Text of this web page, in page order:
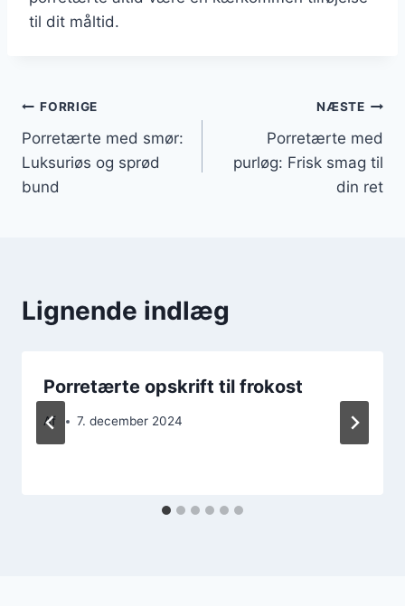
til dit måltid.
Indlægsnavigation
FORRIGE
Porretærte med smør:
Luksuriøs og sprød
bund
NÆSTE
Porretærte med
purløg: Frisk smag til
din ret
Lignende indlæg
Porretærte opskrift til frokost
Af 7. december 2024